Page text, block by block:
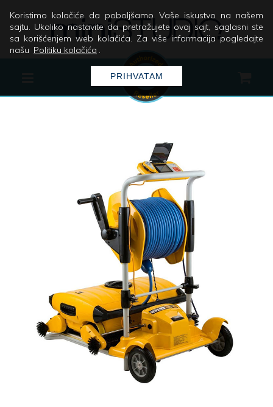
Koristimo kolačiće da poboljšamo Vaše iskustvo na našem
sajtu. Ukoliko nastavite da pretražujete ovaj sajt, saglasni ste
sa korišćenjem web kolačića. Za više informacija pogledajte
našu Politiku kolačića .
PRIHVATAM